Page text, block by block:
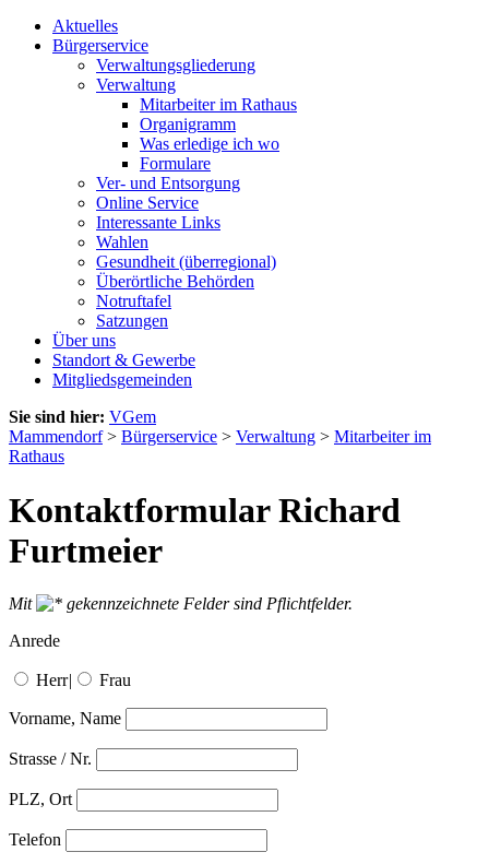
Aktuelles
Bürgerservice
Verwaltungsgliederung
Verwaltung
Mitarbeiter im Rathaus
Organigramm
Was erledige ich wo
Formulare
Ver- und Entsorgung
Online Service
Interessante Links
Wahlen
Gesundheit (überregional)
Überörtliche Behörden
Notruftafel
Satzungen
Über uns
Standort & Gewerbe
Mitgliedsgemeinden
Sie sind hier: VGem
Mammendorf> Bürgerservice > Verwaltung > Mitarbeiter im
Rathaus
Kontaktformular Richard
Furtmeier
Mit
gekennzeichnete Felder sind Pflichtfelder.
Anrede
Herr| Frau
Vorname, Name
Strasse / Nr.
PLZ, Ort
Telefon